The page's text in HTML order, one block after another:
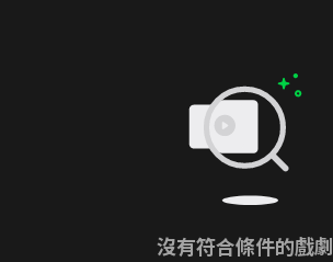
沒有符合條件的戲劇